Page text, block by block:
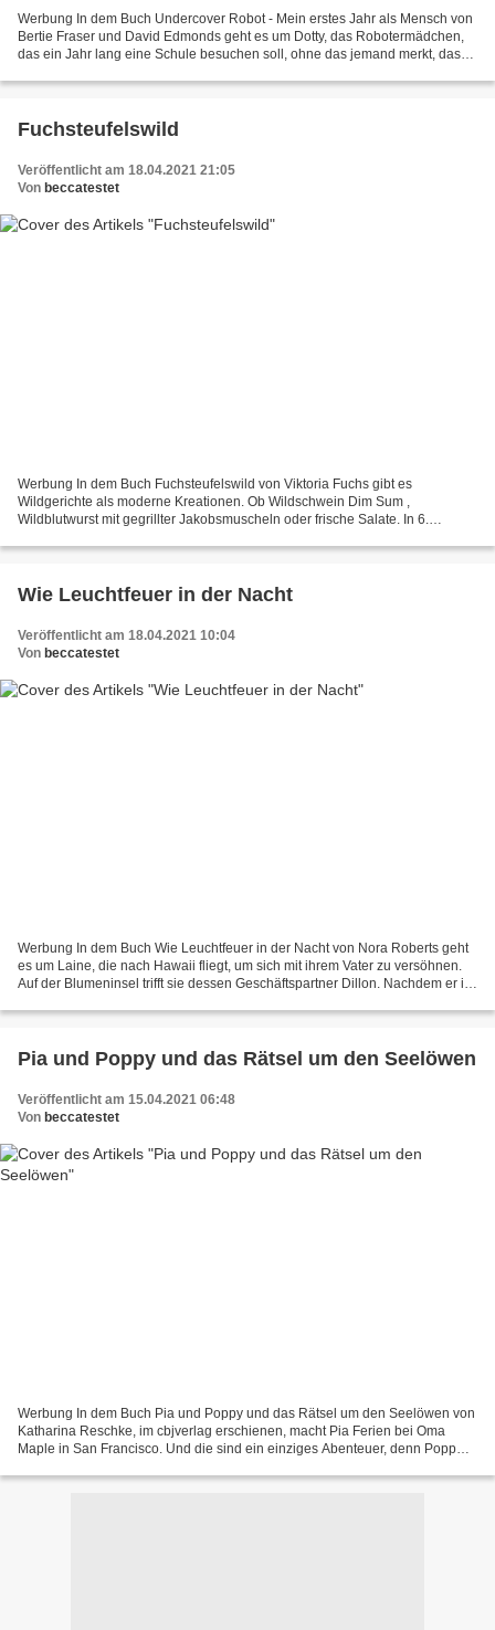
Werbung In dem Buch Undercover Robot - Mein erstes Jahr als Mensch von
Bertie Fraser und David Edmonds geht es um Dotty, das Robotermädchen,
das ein Jahr lang eine Schule besuchen soll, ohne das jemand merkt, dass
Fuchsteufelswild
Veröffentlicht am 18.04.2021 21:05
Von beccatestet
Werbung In dem Buch Fuchsteufelswild von Viktoria Fuchs gibt es
Wildgerichte als moderne Kreationen. Ob Wildschwein Dim Sum ,
Wildblutwurst mit gegrillter Jakobsmuscheln oder frische Salate. In 6.
Wie Leuchtfeuer in der Nacht
Veröffentlicht am 18.04.2021 10:04
Von beccatestet
Werbung In dem Buch Wie Leuchtfeuer in der Nacht von Nora Roberts geht
es um Laine, die nach Hawaii fliegt, um sich mit ihrem Vater zu versöhnen.
Auf der Blumeninsel trifft sie dessen Geschäftspartner Dillon. Nachdem er ihr
Pia und Poppy und das Rätsel um den Seelöwen
Veröffentlicht am 15.04.2021 06:48
Von beccatestet
Werbung In dem Buch Pia und Poppy und das Rätsel um den Seelöwen von
Katharina Reschke, im cbjverlag erschienen, macht Pia Ferien bei Oma
Maple in San Francisco. Und die sind ein einziges Abenteuer, denn Popp